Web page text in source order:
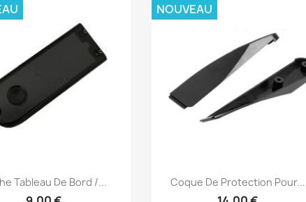
Aperçu rapide
Tableau De Bord /... Aperçu rapide
Coque De Protection Pour...
NOUVEAU